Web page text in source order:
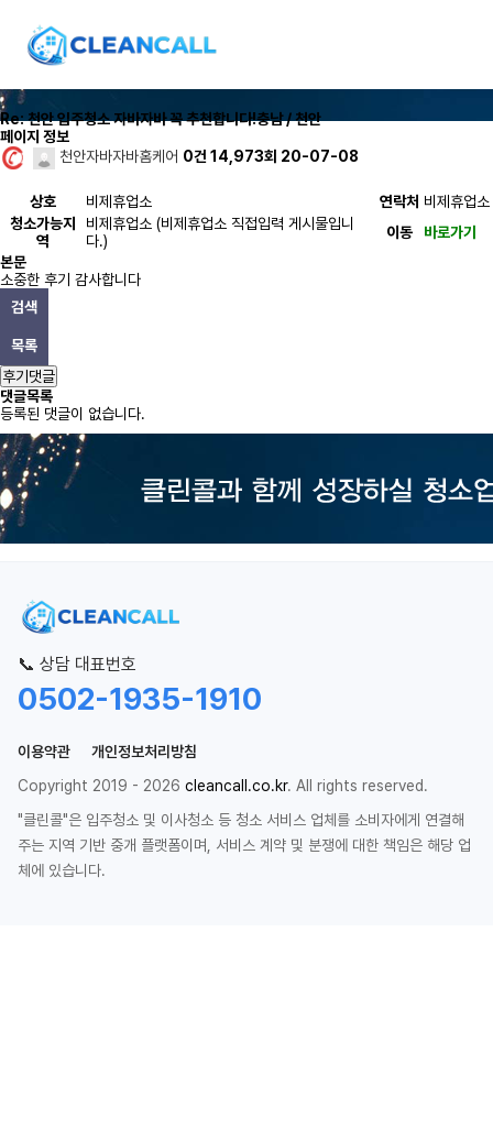
Re: 천안 입주청소 자바자바 꼭 추천합니다!충남 / 천안
페이지 정보
천안자바자바홈케어 0건 14,973회 20-07-08
상호 비제휴업소 연락처 비제휴업소
청소가능지
역
비제휴업소 (비제휴업소 직접입력 게시물입니
다.)
이동
바로가기
본문
소중한 후기 감사합니다
검색
목록
후기댓글
댓글목록
등록된 댓글이 없습니다.
📞 상담 대표번호
0502-1935-1910
이용약관
개인정보처리방침
Copyright 2019 - 2026 cleancall.co.kr. All rights reserved.
"클린콜"은 입주청소 및 이사청소 등 청소 서비스 업체를 소비자에게 연결해
주는 지역 기반 중개 플랫폼이며, 서비스 계약 및 분쟁에 대한 책임은 해당 업
체에 있습니다.